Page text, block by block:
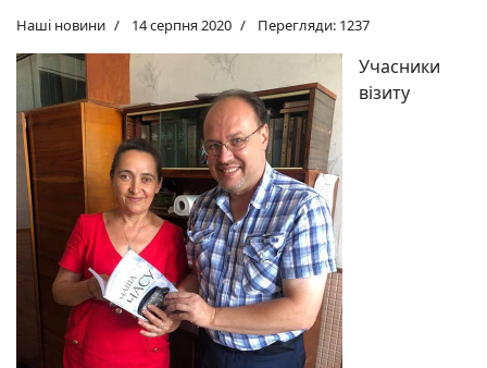
Наші новини 14 серпня 2020 Перегляди: 1237
Учасники
візиту